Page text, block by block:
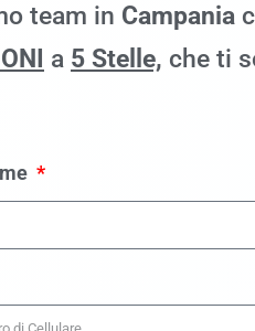
team in Campania
a 5 Stelle, che ti